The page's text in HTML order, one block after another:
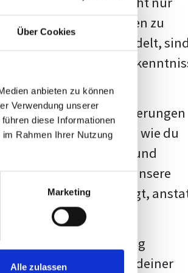
Über Cookies
anbieten zu können
Verwendung unserer
diese Informationen
Rahmen Ihrer Nutzung
Marketing
Alle zulassen
Fakten und Quellen zu
handelt, sind
und
vor diesen Herausforderungen
kannst, sondern auch, wie du
Formatierung und
Erwartungen, und unsere
Vorlage zeigt,
große Herausforderung
wird die Formatierung deiner